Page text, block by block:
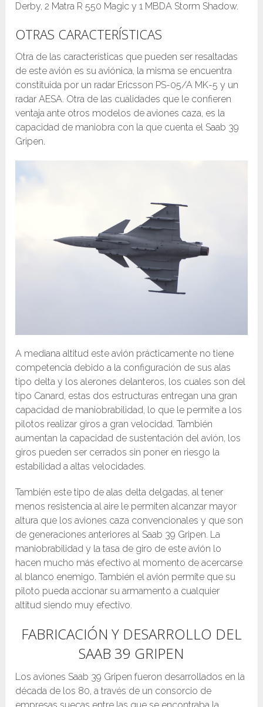
Derby, 2 Matra R 550 Magic y 1 MBDA Storm Shadow.
OTRAS CARACTERÍSTICAS
Otra de las características que pueden ser resaltadas
de este avión es su aviónica, la misma se encuentra
constituida por un radar Ericsson PS-05/A MK-5 y un
radar AESA. Otra de las cualidades que le confieren
ventaja ante otros modelos de aviones caza, es la
capacidad de maniobra con la que cuenta el Saab 39
Gripen.
A mediana altitud este avión prácticamente no tiene
competencia debido a la configuración de sus alas
tipo delta y los alerones delanteros, los cuales son del
tipo Canard, estas dos estructuras entregan una gran
capacidad de maniobrabilidad, lo que le permite a los
pilotos realizar giros a gran velocidad. También
aumentan la capacidad de sustentación del avión, los
giros pueden ser cerrados sin poner en riesgo la
estabilidad a altas velocidades.
También este tipo de alas delta delgadas, al tener
menos resistencia al aire le permiten alcanzar mayor
altura que los aviones caza convencionales y que son
de generaciones anteriores al Saab 39 Gripen. La
maniobrabilidad y la tasa de giro de este avión lo
hacen mucho más efectivo al momento de acercarse
al blanco enemigo. También el avión permite que su
piloto pueda accionar su armamento a cualquier
altitud siendo muy efectivo.
FABRICACIÓN Y DESARROLLO DEL
SAAB 39 GRIPEN
Los aviones Saab 39 Gripen fueron desarrollados en la
década de los 80, a través de un consorcio de